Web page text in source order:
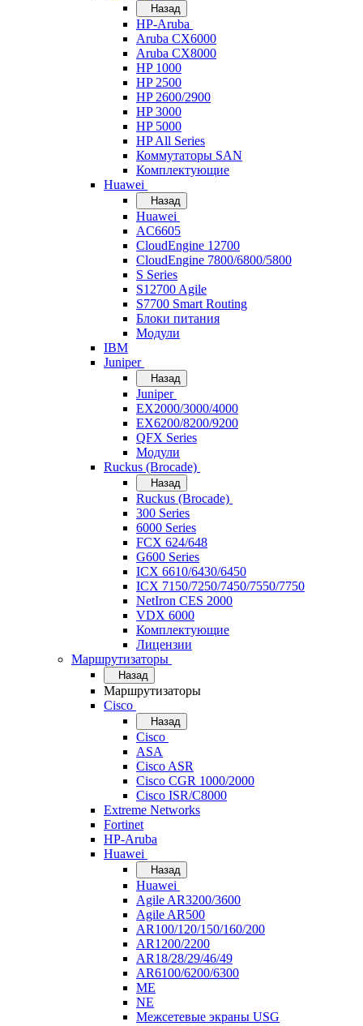
Назад
HP-Aruba
Aruba CX6000
Aruba CX8000
HP 1000
HP 2500
HP 2600/2900
HP 3000
HP 5000
HP All Series
Коммутаторы SAN
Комплектующие
Huawei
Назад
Huawei
AC6605
CloudEngine 12700
CloudEngine 7800/6800/5800
S Series
S12700 Agile
S7700 Smart Routing
Блоки питания
Модули
IBM
Juniper
Назад
Juniper
EX2000/3000/4000
EX6200/8200/9200
QFX Series
Модули
Ruckus (Brocade)
Назад
Ruckus (Brocade)
300 Series
6000 Series
FCX 624/648
G600 Series
ICX 6610/6430/6450
ICX 7150/7250/7450/7550/7750
NetIron CES 2000
VDX 6000
Комплектующие
Лицензии
Маршрутизаторы
Назад
Маршрутизаторы
Cisco
Назад
Cisco
ASA
Cisco ASR
Cisco CGR 1000/2000
Cisco ISR/С8000
Extreme Networks
Fortinet
HP-Aruba
Huawei
Назад
Huawei
Agile AR3200/3600
Agile AR500
AR100/120/150/160/200
AR1200/2200
AR18/28/29/46/49
AR6100/6200/6300
ME
NE
Межсетевые экраны USG